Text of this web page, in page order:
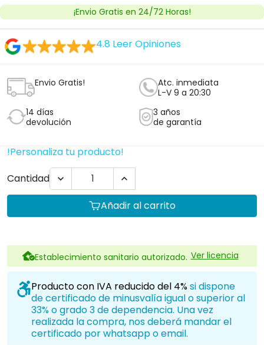
¡Envio Gratis en 24/72 Horas!
4.8 Leer Opiniones
Envio Gratis!
Atc. inmediata
L-V 9 a 20:30
14 días
devolución
3 años
de garantía
!Personaliza tu producto!
Cantidad
 
Añadir al carrito
Establecimiento sanitario autorizado. Ver licencia
Producto con IVA reducido del 4%si dispone
de certificado de minusvalía igual o superior al
33% o grado 3 de dependencia. Una vez
realizada la compra, nos deberá mandar el
certificado por whatsapp o email.